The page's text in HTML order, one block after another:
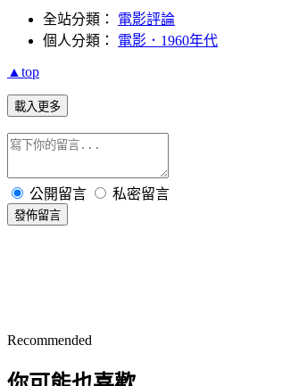
全站分類： 電影評論
個人分類： 電影．1960年代
▲top
載入更多
公開留言 私密留言
發佈留言
Recommended